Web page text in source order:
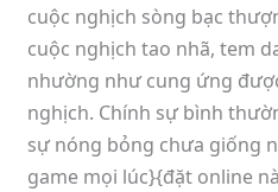
cuộc nghịch sòng bạc
cuộc nghịch tao nhã, tem
nhường như cung ứng
nghịch. Chính sự bình
sự nóng bỏng chưa giống
game mọi lúc}{đặt online